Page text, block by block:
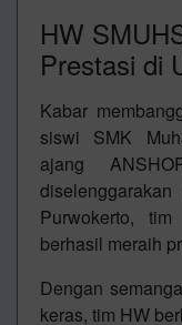
HW
Prestasi di
Kabar
siswi SMK
ajang
Purwokerto, tim
berhasil meraih
Dengan
keras, tim HW